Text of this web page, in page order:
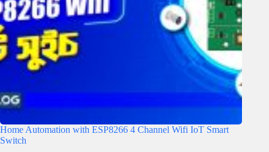
Home Automation with ESP8266 4 Channel Wifi IoT Smart
Switch